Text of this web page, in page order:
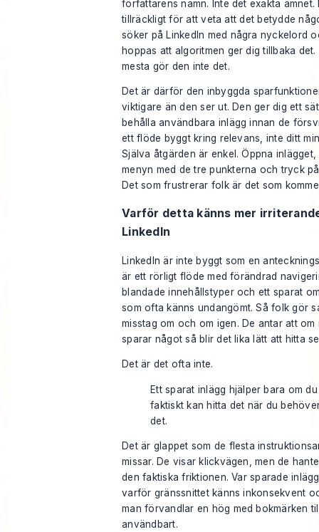
författarens namn. Inte det exakta ämnet.
tillräckligt för att veta att det betydde
söker på LinkedIn med några nyckelord
hoppas att algoritmen ger dig tillbaka det.
mesta gör den inte det.
Det är därför den inbyggda
viktigare än den ser ut. Den ger dig ett
behålla användbara inlägg innan de
ett flöde byggt kring relevans, inte ditt
Själva åtgärden är enkel. Öppna
menyn med de tre punkterna och tryck
Det som frustrerar folk är det som
Varför detta känns mer
LinkedIn
LinkedIn är inte byggt som en
är ett rörligt flöde med förändrad
blandade innehållstyper och ett sparat
som ofta känns undangömt. Så folk gör
misstag om och om igen. De antar att om
sparar något så blir det lika lätt att hitta
Det är det ofta inte.
Ett sparat inlägg hjälper bara om du
faktiskt kan hitta det när du
det.
Det är glappet som de flesta
missar. De visar klickvägen, men de
den faktiska friktionen. Var sparade
varför gränssnittet känns inkonsekvent
man förvandlar en hög med bokmärken
användbart.